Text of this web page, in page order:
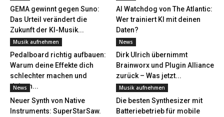
GEMA gewinnt gegen Suno:
Das Urteil verändert die
Zukunft der KI-Musik...
AI Watchdog von The Atlantic:
Wer trainiert KI mit deinen
Daten?
Musik aufnehmen
Pedalboard richtig aufbauen:
Warum deine Effekte dich
schlechter machen und
deinen...
News
Dirk Ulrich übernimmt
Brainworx und Plugin Alliance
zurück – Was jetzt...
News
Neuer Synth von Native
Instruments: SuperStarSaw.
Musik aufnehmen
Die besten Synthesizer mit
Batteriebetrieb für mobile